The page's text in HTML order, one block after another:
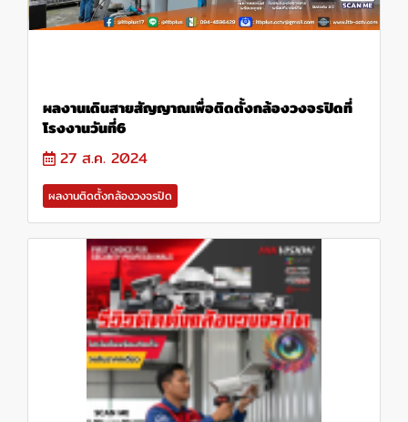
ผลงานเดินสายสัญญาณเพื่อติดตั้งกล้องวงจรปิดที่
โรงงานวันที่6
27 ส.ค. 2024
ผลงานติดตั้งกล้องวงจรปิด